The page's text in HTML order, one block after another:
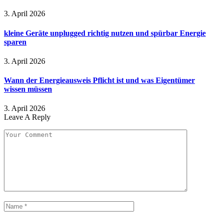
3. April 2026
kleine Geräte unplugged richtig nutzen und spürbar Energie
sparen
3. April 2026
Wann der Energieausweis Pflicht ist und was Eigentümer
wissen müssen
3. April 2026
Leave A Reply